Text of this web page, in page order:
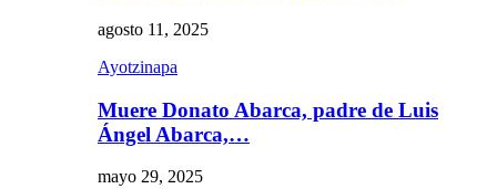
agosto 11, 2025
Ayotzinapa
Muere Donato Abarca, padre de Luis
Ángel Abarca,…
mayo 29, 2025